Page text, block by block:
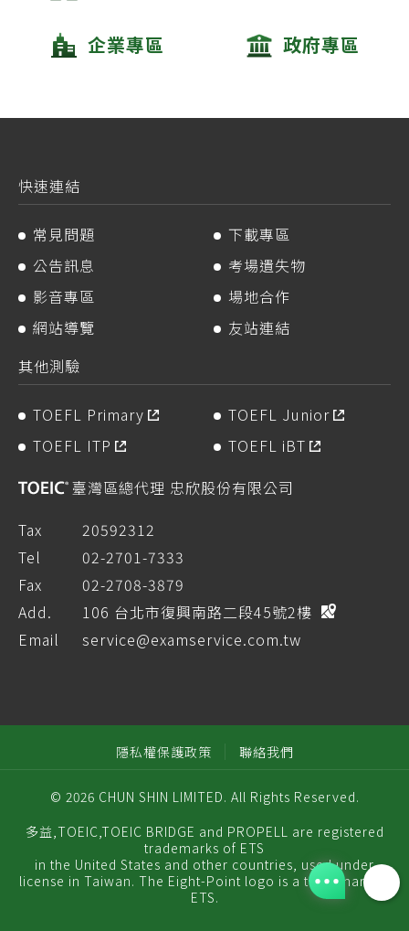
企業專區 政府專區
快速連結
常見問題
下載專區
公告訊息
考場遺失物
影音專區
場地合作
網站導覽
友站連結
其他測驗
TOEFL Primary
TOEFL Junior
TOEFL ITP
TOEFL iBT
臺灣區總代理 忠欣股份有限公司
Tax
20592312
Tel
02-2701-7333
Fax
02-2708-3879
Add.
106 台北市復興南路二段45號2樓
Email
service@examservice.com.tw
隱私權保護政策 聯絡我們
© 2026 CHUN SHIN LIMITED. All Rights Reserved.
多益,TOEIC,TOEIC BRIDGE and PROPELL are registered
trademarks of ETS
in the United States and other countries, used under
license in Taiwan. The Eight-Point logo is a trademark of
ETS.